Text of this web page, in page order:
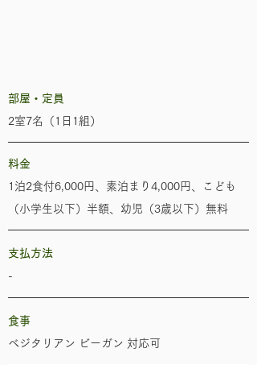
部屋・定員
2室7名（1日1組）
​料金
1泊2食付6,000円、素泊まり4,000円、こども
（小学生以下）半額、幼児（3歳以下）無料
​支払方法
-
​食事
ベジタリアン ビーガン 対応可